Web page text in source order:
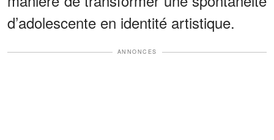
d’adolescente en identité artistique.
ANNONCES